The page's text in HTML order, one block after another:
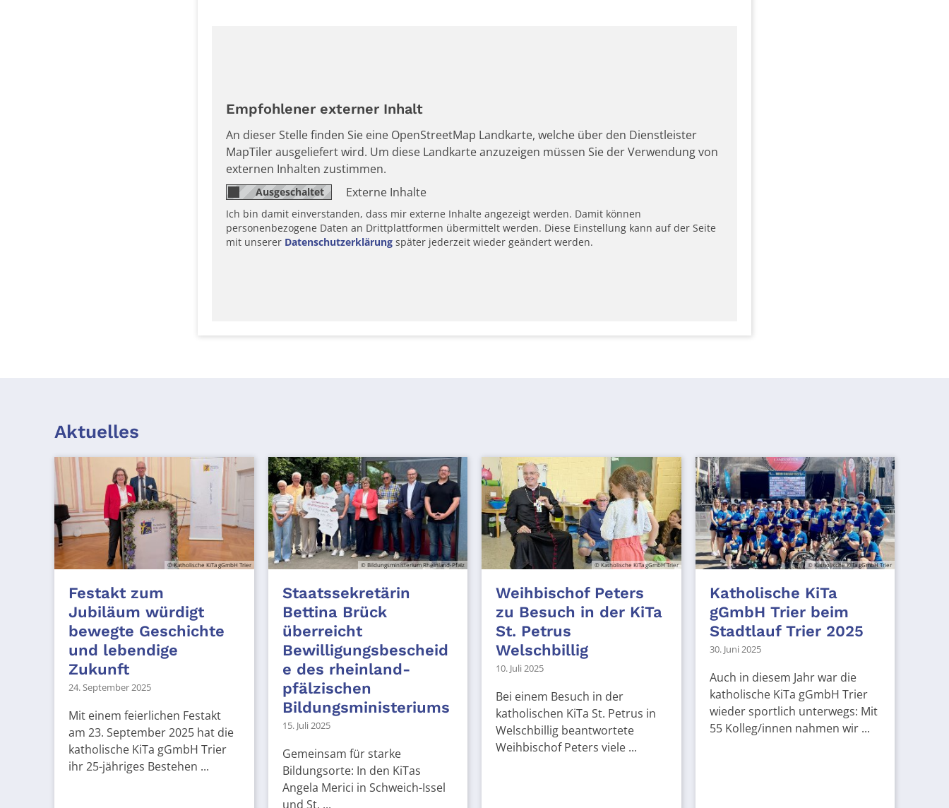
Empfohlener externer Inhalt
An dieser Stelle finden Sie eine OpenStreetMap Landkarte, welche über den Dienstleister
MapTiler ausgeliefert wird. Um diese Landkarte anzuzeigen müssen Sie der Verwendung von
externen Inhalten zustimmen.
Externe Inhalte
Ich bin damit einverstanden, dass mir externe Inhalte angezeigt werden. Damit können
personenbezogene Daten an Drittplattformen übermittelt werden. Diese Einstellung kann auf der Seite
mit unserer Datenschutzerklärung später jederzeit wieder geändert werden.
Aktuelles
© Katholische KiTa gGmbH Trier
Festakt zum
Jubiläum würdigt
bewegte Geschichte
und lebendige
Zukunft
24. September 2025
Mit einem feierlichen Festakt
am 23. September 2025 hat die
katholische KiTa gGmbH Trier
ihr 25-jähriges Bestehen ...
© Bildungsministerium Rheinland-Pfalz
Staatssekretärin
Bettina Brück
überreicht
Bewilligungsbescheid
e des rheinland-
pfälzischen
Bildungsministeriums
15. Juli 2025
Gemeinsam für starke
Bildungsorte: In den KiTas
Angela Merici in Schweich-Issel
und St. ...
© Katholische KiTa gGmbH Trier
Weihbischof Peters
zu Besuch in der KiTa
St. Petrus
Welschbillig
10. Juli 2025
Bei einem Besuch in der
katholischen KiTa St. Petrus in
Welschbillig beantwortete
Weihbischof Peters viele ...
© Katholische KiTa gGmbH Trier
Katholische KiTa
gGmbH Trier beim
Stadtlauf Trier 2025
30. Juni 2025
Auch in diesem Jahr war die
katholische KiTa gGmbH Trier
wieder sportlich unterwegs: Mit
55 Kolleg/innen nahmen wir ...